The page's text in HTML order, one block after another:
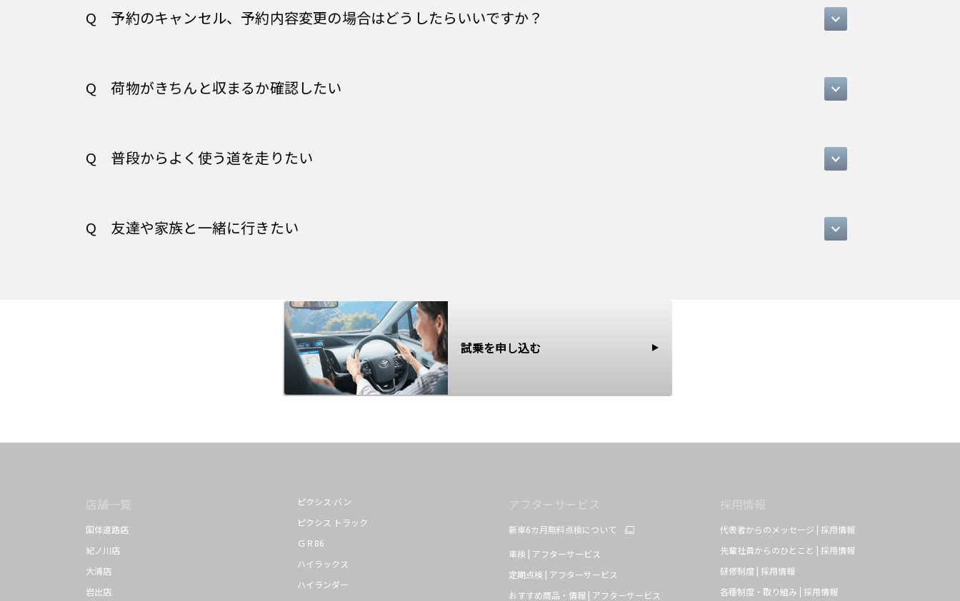
Q 予約のキャンセル、予約内容変更の場合はどうしたらいいですか？
Q 荷物がきちんと収まるか確認したい
Q 普段からよく使う道を走りたい
Q 友達や家族と一緒に行きたい
試乗を申し込む
店舗一覧
国体道路店
紀ノ川店
大浦店
岩出店
ピクシス バン
ピクシス トラック
ＧＲ86
ハイラックス
ハイランダー
アフターサービス
新車6カ月無料点検について
車検 | アフターサービス
定期点検 | アフターサービス
おすすめ商品・情報 | アフターサービス
採用情報
代表者からのメッセージ | 採用情報
先輩社員からのひとこと | 採用情報
研修制度 | 採用情報
各種制度・取り組み | 採用情報